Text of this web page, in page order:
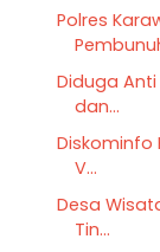
Polres
Diduga Anti
dan...
Diskominfo
V...
Desa
Tin...